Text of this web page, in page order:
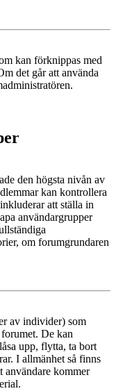
kan förknippas med
det går att använda
den högsta nivån av
kan kontrollera
att ställa in
användargrupper
om forumgrundaren
av individer) som
De kan
upp, flytta, ta bort
I allmänhet så finns
användare kommer